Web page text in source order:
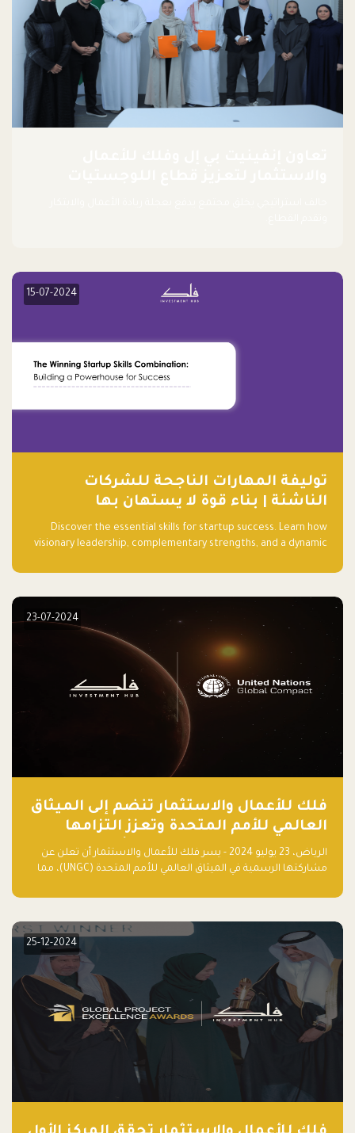
15-07-2024
توليفة المهارات الناجحة للشركات
الناشئة | بناء قوة لا يستهان بها
Discover the essential skills for startup success. Learn how
visionary leadership, complementary strengths, and a dynamic
elevate your startup! Follow us @FalakHub
23-07-2024
فلك للأعمال والاستثمار تنضم إلى الميثاق
العالمي للأمم المتحدة وتعزز التزامها
بالاستدامة مع مسرعة فلاقشِب: تقنيات
المناخ
الرياض، 23 يوليو 2024 - يسر فلك للأعمال والاستثمار أن تعلن عن
مشاركتها الرسمية في الميثاق العالمي للأمم المتحدة (UNGC)، مما
25-12-2024